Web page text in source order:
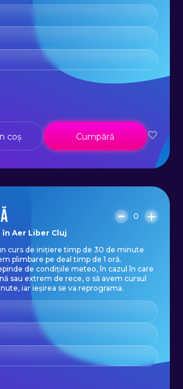
coș Cumpără
0
în Aer Liber Cluj
curs de inițiere timp de 30 de minute
plimbare pe deal timp de 1 oră.
de condițiile meteo, în cazul în care
sau extrem de rece, o să avem cursul
iar ieșirea se va reprograma.